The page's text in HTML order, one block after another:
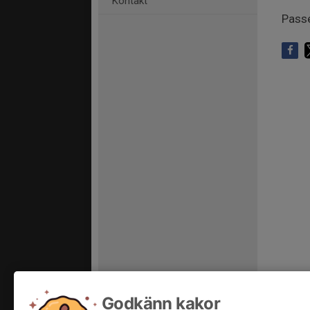
Godkänn kakor